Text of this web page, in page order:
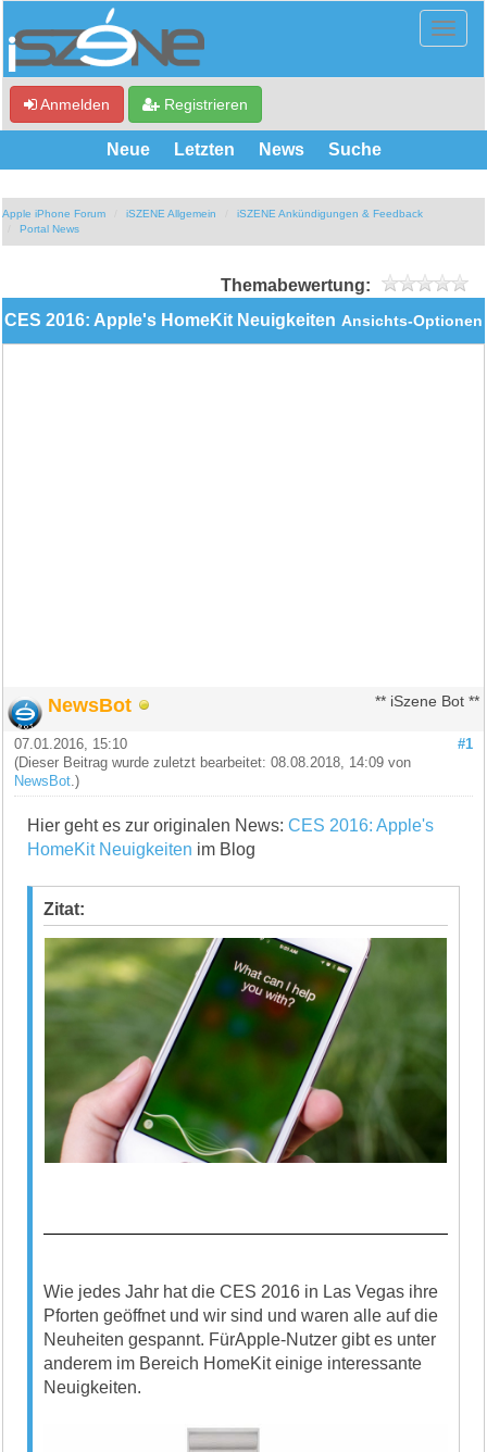
Anmelden Registrieren
Neue Letzten News Suche
Apple iPhone Forum iSZENE Allgemein
iSZENE Ankündigungen & Feedback
Portal News
Themabewertung:
Ansichts-Optionen
CES 2016: Apple's HomeKit Neuigkeiten
NewsBot ** iSzene Bot **
#1
07.01.2016, 15:10
(Dieser Beitrag wurde zuletzt bearbeitet: 08.08.2018, 14:09 von
NewsBot .)
Hier geht es zur originalen News:CES 2016: Apple's
HomeKit Neuigkeiten im Blog
Zitat:
Wie jedes Jahr hat die CES 2016 in Las Vegas ihre
Pforten geöffnet und wir sind und waren alle auf die
Neuheiten gespannt. FürApple-Nutzer gibt es unter
anderem im Bereich HomeKit einige interessante
Neuigkeiten.